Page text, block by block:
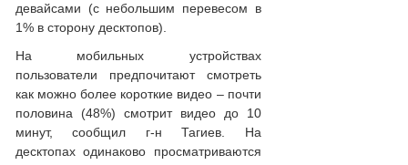
девайсами (с небольшим перевесом в
1% в сторону десктопов).
На мобильных устройствах
пользователи предпочитают смотреть
как можно более короткие видео – почти
половина (48%) смотрит видео до 10
минут, сообщил г-н Тагиев. На
десктопах одинаково просматриваются